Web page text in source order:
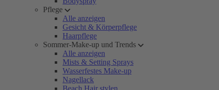
Pflege
Alle anzeigen
Gesicht & Körperpflege
Haarpflege
Sommer-Make-up und Trends
Alle anzeigen
Mists & Setting Sprays
Wasserfestes Make-up
Nagellack
Beach Hair stylen